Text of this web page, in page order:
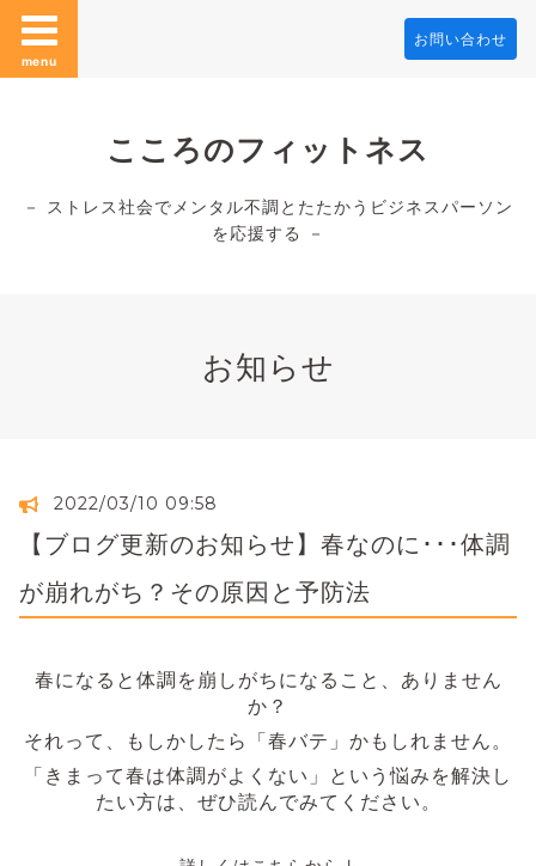
menu
お問い合わせ
こころのフィットネス
－ ストレス社会でメンタル不調とたたかうビジネスパーソン
を応援する －
お知らせ
2022/03/10 09:58
【ブログ更新のお知らせ】春なのに･･･体調
が崩れがち？その原因と予防法
春になると体調を崩しがちになること、ありません
か？
それって、もしかしたら「春バテ」かもしれません。
「きまって春は体調がよくない」という悩みを解決し
たい方は、ぜひ読んでみてください。